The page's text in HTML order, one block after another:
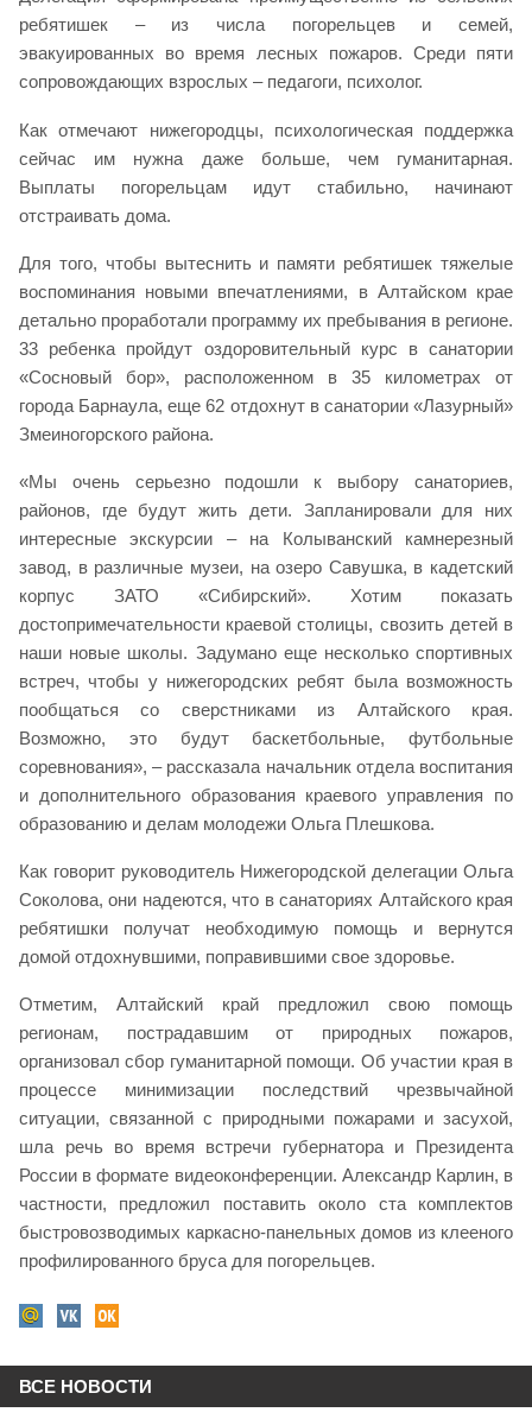
ребятишек – из числа погорельцев и семей,
эвакуированных во время лесных пожаров. Среди пяти
сопровождающих взрослых – педагоги, психолог.
Как отмечают нижегородцы, психологическая поддержка
сейчас им нужна даже больше, чем гуманитарная.
Выплаты погорельцам идут стабильно, начинают
отстраивать дома.
Для того, чтобы вытеснить и памяти ребятишек тяжелые
воспоминания новыми впечатлениями, в Алтайском крае
детально проработали программу их пребывания в регионе.
33 ребенка пройдут оздоровительный курс в санатории
«Сосновый бор», расположенном в 35 километрах от
города Барнаула, еще 62 отдохнут в санатории «Лазурный»
Змеиногорского района.
«Мы очень серьезно подошли к выбору санаториев,
районов, где будут жить дети. Запланировали для них
интересные экскурсии – на Колыванский камнерезный
завод, в различные музеи, на озеро Савушка, в кадетский
корпус ЗАТО «Сибирский». Хотим показать
достопримечательности краевой столицы, свозить детей в
наши новые школы. Задумано еще несколько спортивных
встреч, чтобы у нижегородских ребят была возможность
пообщаться со сверстниками из Алтайского края.
Возможно, это будут баскетбольные, футбольные
соревнования», – рассказала начальник отдела воспитания
и дополнительного образования краевого управления по
образованию и делам молодежи Ольга Плешкова.
Как говорит руководитель Нижегородской делегации Ольга
Соколова, они надеются, что в санаториях Алтайского края
ребятишки получат необходимую помощь и вернутся
домой отдохнувшими, поправившими свое здоровье.
Отметим, Алтайский край предложил свою помощь
регионам, пострадавшим от природных пожаров,
организовал сбор гуманитарной помощи. Об участии края в
процессе минимизации последствий чрезвычайной
ситуации, связанной с природными пожарами и засухой,
шла речь во время встречи губернатора и Президента
России в формате видеоконференции. Александр Карлин, в
частности, предложил поставить около ста комплектов
быстровозводимых каркасно-панельных домов из клееного
профилированного бруса для погорельцев.
ВСЕ НОВОСТИ